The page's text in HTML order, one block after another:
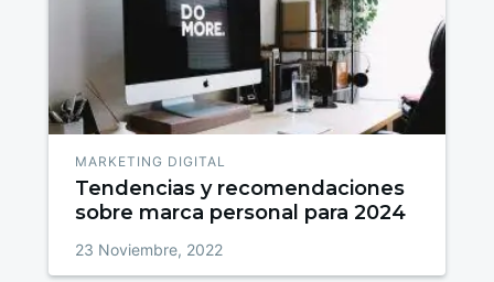
MARKETING DIGITAL
Tendencias y recomendaciones
sobre marca personal para 2024
23 Noviembre, 2022